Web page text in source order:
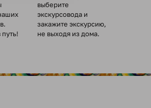
выберите
экскурсовода и
закажите экскурсию,
не выходя из дома.